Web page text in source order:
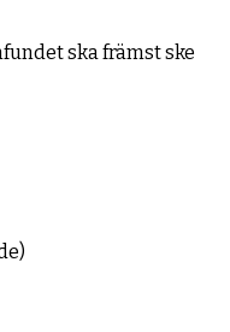
ska främst ske